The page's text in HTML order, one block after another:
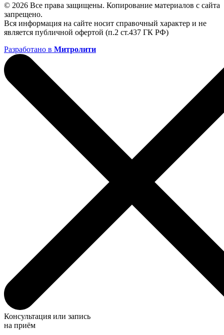
© 2026 Все права защищены. Копирование материалов с сайта
запрещено.
Вся информация на сайте носит справочный характер и не
является публичной офертой (п.2 ст.437 ГК РФ)
Разработано в Митролити
Консультация или запись
на приём